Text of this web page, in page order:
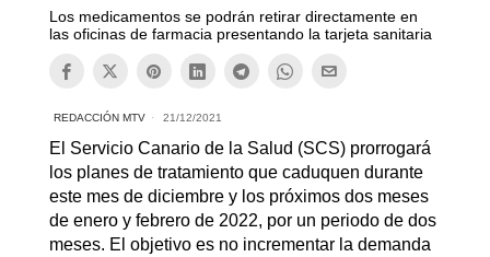
Los medicamentos se podrán retirar directamente en
las oficinas de farmacia presentando la tarjeta sanitaria
REDACCIÓN MTV 21/12/2021
El Servicio Canario de la Salud (SCS) prorrogará
los planes de tratamiento que caduquen durante
este mes de diciembre y los próximos dos meses
de enero y febrero de 2022, por un periodo de dos
meses. El objetivo es no incrementar la demanda